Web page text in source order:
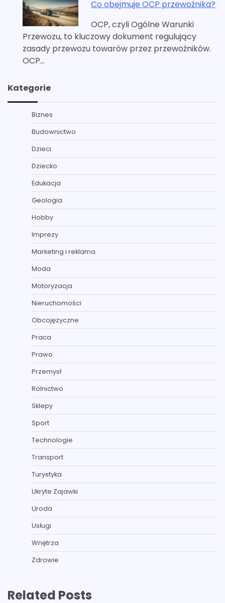
Co obejmuje OCP przewoźnika?
OCP, czyli Ogólne Warunki
Przewozu, to kluczowy dokument regulujący
zasady przewozu towarów przez przewoźników.
OCP…
Kategorie
Biznes
Budownictwo
Dzieci
Dziecko
Edukacja
Geologia
Hobby
Imprezy
Marketing i reklama
Moda
Motoryzacja
Nieruchomości
Obcojęzyczne
Praca
Prawo
Przemysł
Rolnictwo
Sklepy
Sport
Technologie
Transport
Turystyka
Ukryte Zajawki
Uroda
Usługi
Wnętrza
Zdrowie
Related Posts